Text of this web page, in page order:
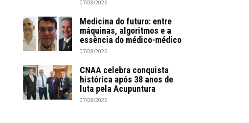
07/08/2026
Medicina do futuro: entre
máquinas, algoritmos e a
essência do médico-médico
07/08/2026
CNAA celebra conquista
histórica após 38 anos de
luta pela Acupuntura
07/08/2026